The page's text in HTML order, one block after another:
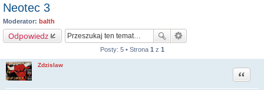
Neotec 3
Moderator: balth
Odpowiedz
Posty: 5 • Strona 1 z 1
Zdzislaw
Cytuj